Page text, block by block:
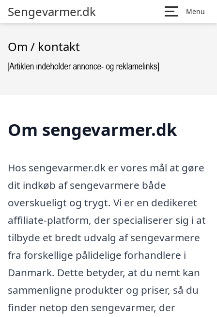
Sengevarmer.dk Menu
Om / kontakt
Om sengevarmer.dk
Hos sengevarmer.dk er vores mål at gøre
dit indkøb af sengevarmere både
overskueligt og trygt. Vi er en dedikeret
affiliate-platform, der specialiserer sig i at
tilbyde et bredt udvalg af sengevarmere
fra forskellige pålidelige forhandlere i
Danmark. Dette betyder, at du nemt kan
sammenligne produkter og priser, så du
finder netop den sengevarmer, der